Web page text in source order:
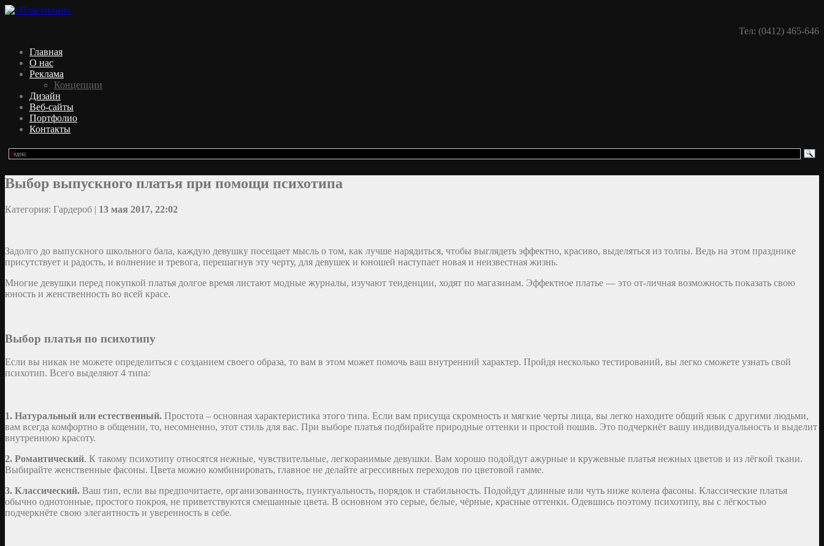
Тел: (0412) 465-646
Главная
О нас
Реклама
Концепции
Дизайн
Веб-сайты
Портфолио
Контакты
Выбор выпускного платья при помощи психотипа
Категория: Гардероб | 13 мая 2017, 22:02
Задолго до выпускного школьного бала, каждую девушку посещает мысль о том, как лучше нарядиться, чтобы выглядеть эффектно, красиво, выделяться из толпы. Ведь на этом празднике
присутствует и радость, и волнение и тревога, перешагнув эту черту, для девушек и юношей наступает новая и неизвестная жизнь.
Многие девушки перед покупкой платья долгое время листают модные журналы, изучают тенденции, ходят по магазинам. Эффектное платье — это от-личная возможность показать свою
юность и женственность во всей красе.
Выбор платья по психотипу
Если вы никак не можете определиться с созданием своего образа, то вам в этом может помочь ваш внутренний характер. Пройдя несколько тестирований, вы легко сможете узнать свой
психотип. Всего выделяют 4 типа:
1. Натуральный или естественный. Простота – основная характеристика этого типа. Если вам присуща скромность и мягкие черты лица, вы легко находите общий язык с другими людьми,
вам всегда комфортно в общении, то, несомненно, этот стиль для вас. При выборе платья подбирайте природные оттенки и простой пошив. Это подчеркнёт вашу индивидуальность и выделит
внутреннюю красоту.
2. Романтический. К такому психотипу относятся нежные, чувствительные, легкоранимые девушки. Вам хорошо подойдут ажурные и кружевные платья нежных цветов и из лёгкой ткани.
Выбирайте женственные фасоны. Цвета можно комбинировать, главное не делайте агрессивных переходов по цветовой гамме.
3. Классический. Ваш тип, если вы предпочитаете, организованность, пунктуальность, порядок и стабильность. Подойдут длинные или чуть ниже колена фасоны. Классические платья
обычно однотонные, простого покроя, не приветствуются смешанные цвета. В основном это серые, белые, чёрные, красные оттенки. Одевшись поэтому психотипу, вы с лёгкостью
подчеркнёте свою элегантность и уверенность в себе.